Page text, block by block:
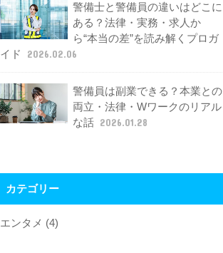
警備士と警備員の違いはどこに
ある？法律・実務・求人か
ら“本当の差”を読み解くプロガ
イド
2026.02.06
警備員は副業できる？本業との
両立・法律・Wワークのリアル
な話 2026.01.28
カテゴリー
エンタメ (4)